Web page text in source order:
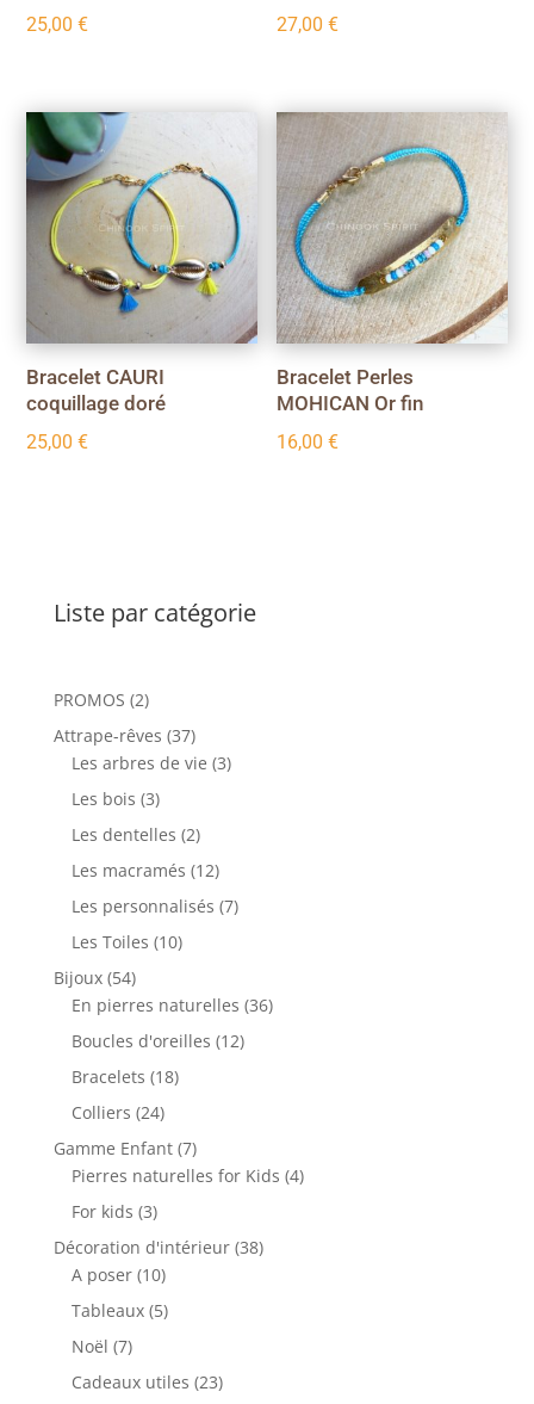
25,00€ 27,00€
Bracelet CAURI
coquillage doré
25,00€
Bracelet Perles
MOHICAN Or fin
16,00€
Liste par catégorie
PROMOS 22
produits
Attrape-rêves 3737
produits
Les arbres de vie 33
Les bois 33
produits
Les dentelles 22
produits
Les macramés 1212
produits
Les personnalisés 77
Les Toiles 1010
Bijoux 5454
produits
En pierres naturelles 3636
Boucles d'oreilles 1212
Bracelets 1818
Colliers 2424
produits
Gamme Enfant 77
produits
Pierres naturelles for Kids 44
For kids 33
produits
Décoration d'intérieur 3838
A poser 1010
produits
Tableaux 55
Noël 77
produits
Cadeaux utiles 2323